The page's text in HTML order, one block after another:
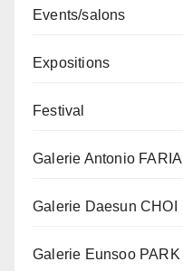
Events/salons
Expositions
Festival
Galerie Antonio FARIA
Galerie Daesun CHOI
Galerie Eunsoo PARK